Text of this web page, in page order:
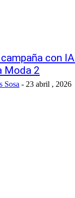
con
Moda 2
Sosa - 23 abril , 2026